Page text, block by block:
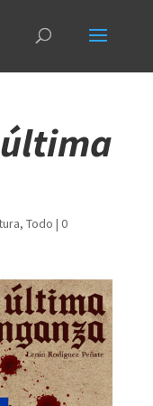
última
, Todo | 0